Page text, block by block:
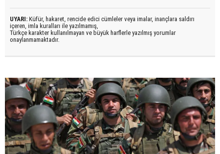
UYARI: Küfür, hakaret, rencide edici cümleler veya imalar, inançlara saldırı
içeren, imla kuralları ile yazılmamış,
Türkçe karakter kullanılmayan ve büyük harflerle yazılmış yorumlar
onaylanmamaktadır.